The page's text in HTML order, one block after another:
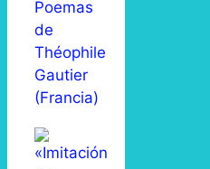
Poemas
de
Théophile
Gautier
(Francia)